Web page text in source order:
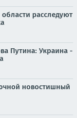
расследуют
Путина: Украина -
новостишный